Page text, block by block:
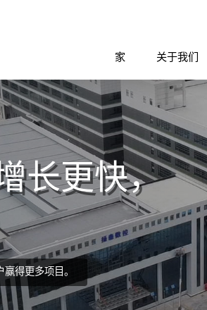
家 关于我们
长更快，
得更多项目。